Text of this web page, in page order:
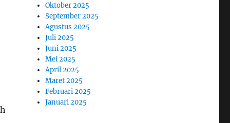
Oktober 2025
September 2025
Agustus 2025
Juli 2025
Juni 2025
Mei 2025
April 2025
Maret 2025
Februari 2025
Januari 2025